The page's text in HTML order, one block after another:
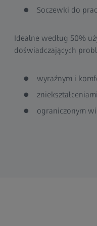
Soczewki do
Idealne według 50%
doświadczających
wyraźnym i
ograniczonym